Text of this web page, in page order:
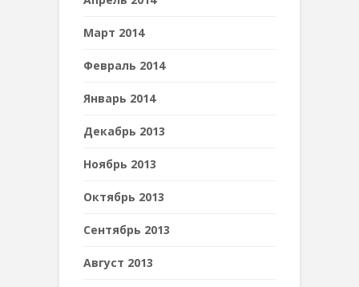
Март 2014
Февраль 2014
Январь 2014
Декабрь 2013
Ноябрь 2013
Октябрь 2013
Сентябрь 2013
Август 2013